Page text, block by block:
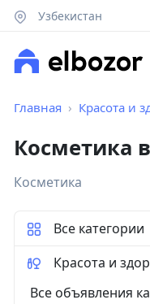
Узбекистан
Главная Красота и
Косметика
Косметика
Все категории
Красота и
Все объявления